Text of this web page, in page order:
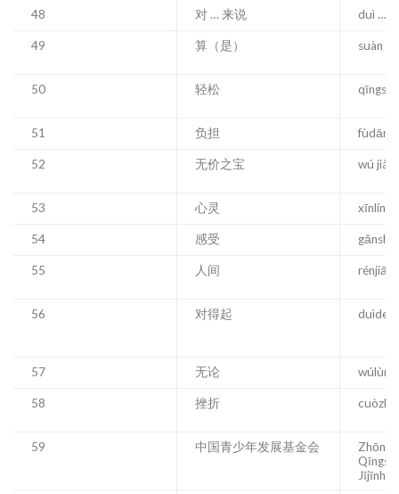
48 对 … 来说 duì …
49 算（是） suàn
50 轻松
51 负担 fùdān
52 无价之宝 wú jià
53 心灵 xīnlíng
54 感受
55 人间 rénjiān
56 对得起 duìdeqǐ
57 无论 wúlùn
58 挫折 cuòzhé
59 中国青少年发展基金会
Jījīnhuì